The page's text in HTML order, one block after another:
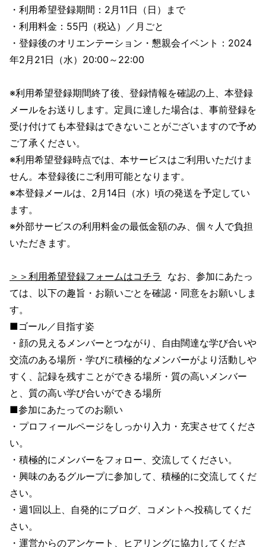
・利用希望登録期間：2月11日（日）まで
・利用料金：55円（税込）／月ごと
・登録後のオリエンテーション・懇親会イベント：2024
年2月21日（水）20:00～22:00
※利用希望登録期間終了後、登録情報を確認の上、本登録
メールをお送りします。定員に達した場合は、事前登録を
受け付けても本登録はできないことがございますので予め
ご了承ください。
※利用希望登録時点では、本サービスはご利用いただけま
せん。本登録後にご利用可能となります。
※本登録メールは、2月14日（水）頃の発送を予定してい
ます。
※外部サービスの利用料金の最低金額のみ、個々人で負担
いただきます。
＞＞利用希望登録フォームはコチラ なお、参加にあたっ
ては、以下の趣旨・お願いごとを確認・同意をお願いしま
す。
■ゴール／目指す姿
・顔の見えるメンバーとつながり、自由闊達な学び合いや
交流のある場所・学びに積極的なメンバーがより活動しや
すく、記録を残すことができる場所・質の高いメンバー
と、質の高い学び合いができる場所
■参加にあたってのお願い
・プロフィールページをしっかり入力・充実させてくださ
い。
・積極的にメンバーをフォロー、交流してください。
・興味のあるグループに参加して、積極的に交流してくだ
さい。
・週1回以上、自発的にブログ、コメントへ投稿してくだ
さい。
・運営からのアンケート、ヒアリングに協力してくださ